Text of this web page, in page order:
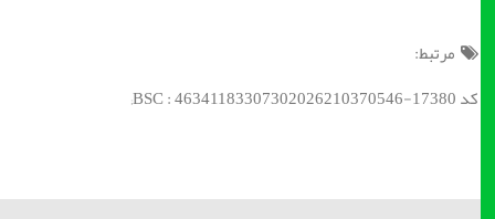
مرتبط:
کد BSC : 46341183307302026210370546-17380;